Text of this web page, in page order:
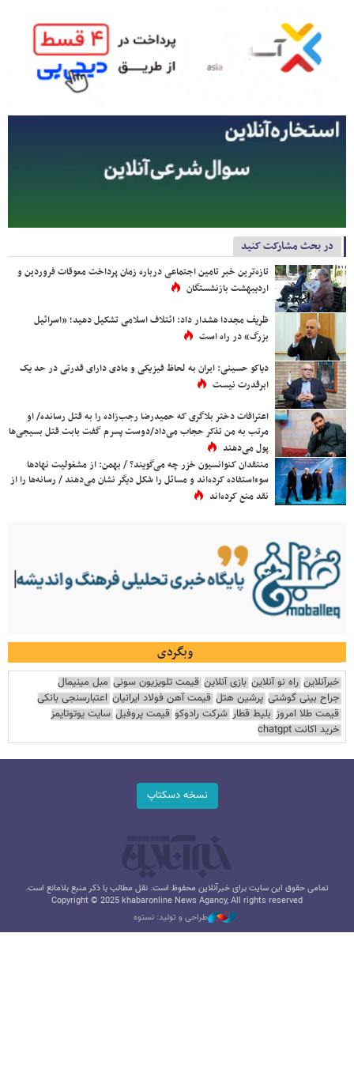
در بحث مشارکت کنید
تازه‌ترین خبر تامین اجتماعی درباره زمان پرداخت معوقات فروردین و
اردیبهشت بازنشستگان
ظریف مجددا هشدار داد: ائتلاف اسلامی تشکیل دهید؛ «اسرائیل
بزرگ» در راه است
دیاکو حسینی: ایران به لحاظ فیزیکی و مادی دارای قدرتی در حد یک
ابرقدرت نیست
اعترافات دختر بلاگری که حمیدرضا رجب‌زاده را به قتل رسانده/ او
مرتب به من تذکر حجاب می‌داد/دوست پسرم گفت بابت قتل بسیجی‌ها
پول می‌دهند
منتقدان کنوانسیون خزر چه می‌گویند؟ / بهمن: از مشغولیت نهادها
سوءاستفاده کرده‌اند و مسائل را شکل دیگر نشان می‌دهند / رسانه‌ها را از
نقد منع کرده‌اند
وبگردی
خبرآنلاین راه نو آنلاین بازی آنلاین قیمت تلویزیون سونی مبل مینیمال
جراح بینی گوشتی پرشین هتل قیمت آهن فولاد ایرانیان اعتبارسنجی بانکی
قیمت طلا امروز بلیط قطار شرکت رادوکو قیمت پروفیل سایت یوتوتایمز
خرید اکانت chatgpt
نسخه دسکتاپ
تمامی حقوق این سایت برای خبرآنلاین محفوظ است. نقل مطالب با ذکر منبع بلامانع است.
Copyright © 2025 khabaronline News Agancy, All rights reserved
طراحی و تولید: نستوه